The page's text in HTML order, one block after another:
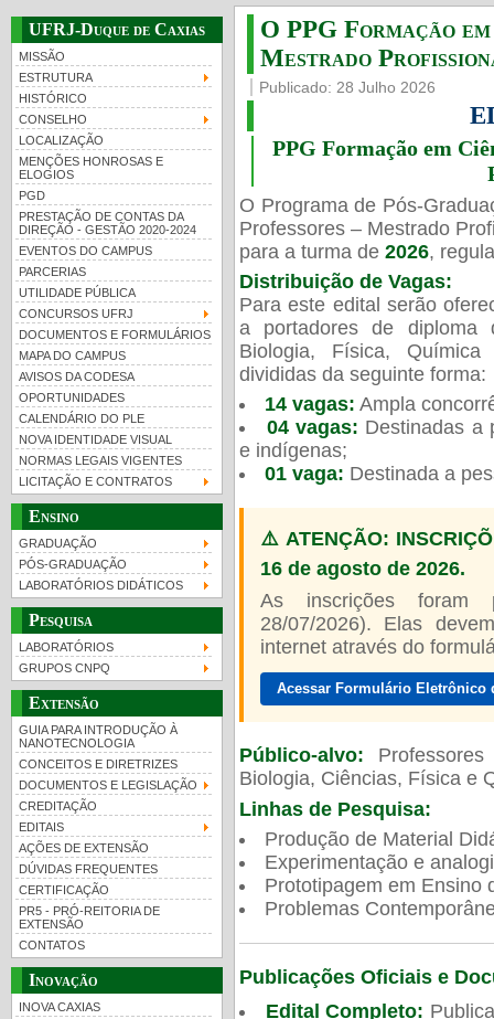
UFRJ-Duque de Caxias
MISSÃO
ESTRUTURA
HISTÓRICO
CONSELHO
LOCALIZAÇÃO
MENÇÕES HONROSAS E
ELOGIOS
PGD
PRESTAÇÃO DE CONTAS DA
DIREÇÃO - GESTÃO 2020-2024
EVENTOS DO CAMPUS
PARCERIAS
UTILIDADE PÚBLICA
CONCURSOS UFRJ
DOCUMENTOS E FORMULÁRIOS
MAPA DO CAMPUS
AVISOS DA CODESA
OPORTUNIDADES
CALENDÁRIO DO PLE
NOVA IDENTIDADE VISUAL
NORMAS LEGAIS VIGENTES
LICITAÇÃO E CONTRATOS
Ensino
GRADUAÇÃO
PÓS-GRADUAÇÃO
LABORATÓRIOS DIDÁTICOS
Pesquisa
LABORATÓRIOS
GRUPOS CNPQ
Extensão
GUIA PARA INTRODUÇÃO À
NANOTECNOLOGIA
CONCEITOS E DIRETRIZES
DOCUMENTOS E LEGISLAÇÃO
CREDITAÇÃO
EDITAIS
AÇÕES DE EXTENSÃO
DÚVIDAS FREQUENTES
CERTIFICAÇÃO
PR5 - PRÓ-REITORIA DE
EXTENSÃO
CONTATOS
Inovação
INOVA CAXIAS
O PPG Formação
Mestrado
Publicado: 28 Julho 2026
PPG Formação em
O Programa de Pós-
Professores – Mestrado
para a turma de 2026,
Distribuição de Vagas:
Para este edital serão
a portadores de diploma
Biologia, Física,
divididas da seguinte forma:
14 vagas: Ampla
04 vagas: Destinadas a
e indígenas;
01 vaga: Destinada a
⚠️ ATENÇÃO:
16 de agosto de 2026.
As inscrições foram
28/07/2026). Elas
internet através do
Acessar Formulário
Público-alvo:
Biologia, Ciências, Física e
Linhas de Pesquisa:
Produção de Material
Experimentação e
Prototipagem em Ensino
Problemas
Publicações Oficiais e
Edital Completo:
Guia de boas práticas
UFRJ 100 anos